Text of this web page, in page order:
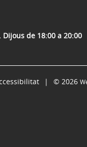
de 18:00 a 20:00
© 2026